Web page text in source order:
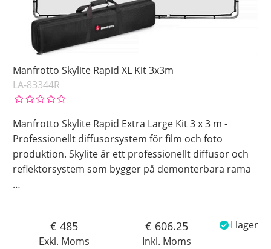
Manfrotto Skylite Rapid XL Kit 3x3m
LA-83344R
Manfrotto Skylite Rapid Extra Large Kit 3 x 3 m -
Professionellt diffusorsystem för film och foto
produktion. Skylite är ett professionellt diffusor och
reflektorsystem som bygger på demonterbara rama
…
Exkl. Moms
485
Inkl. Moms
606.25 I lager